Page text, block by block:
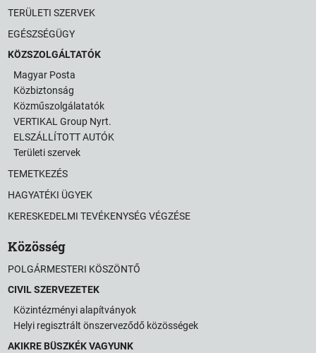
TERÜLETI SZERVEK
EGÉSZSÉGÜGY
KÖZSZOLGÁLTATÓK
Magyar Posta
Közbiztonság
Közműszolgálatatók
VERTIKAL Group Nyrt.
ELSZÁLLÍTOTT AUTÓK
Területi szervek
TEMETKEZÉS
HAGYATÉKI ÜGYEK
KERESKEDELMI TEVÉKENYSÉG VÉGZÉSE
Közösség
POLGÁRMESTERI KÖSZÖNTŐ
CIVIL SZERVEZETEK
Közintézményi alapítványok
Helyi regisztrált önszerveződő közösségek
AKIKRE BÜSZKÉK VAGYUNK